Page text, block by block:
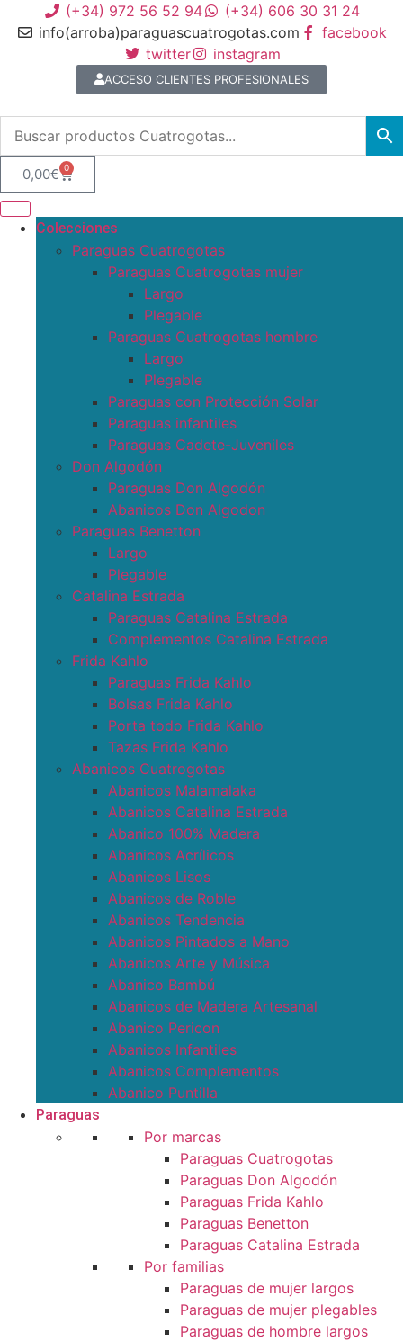
(+34) 972 56 52 94
(+34) 606 30 31 24
info(arroba)paraguascuatrogotas.com
facebook
twitter
instagram
ACCESO CLIENTES PROFESIONALES
0,00€ 0
Colecciones
Paraguas Cuatrogotas
Paraguas Cuatrogotas mujer
Largo
Plegable
Paraguas Cuatrogotas hombre
Largo
Plegable
Paraguas con Protección Solar
Paraguas infantiles
Paraguas Cadete-Juveniles
Don Algodón
Paraguas Don Algodón
Abanicos Don Algodon
Paraguas Benetton
Largo
Plegable
Catalina Estrada
Paraguas Catalina Estrada
Complementos Catalina Estrada
Frida Kahlo
Paraguas Frida Kahlo
Bolsas Frida Kahlo
Porta todo Frida Kahlo
Tazas Frida Kahlo
Abanicos Cuatrogotas
Abanicos Malamalaka
Abanicos Catalina Estrada
Abanico 100% Madera
Abanicos Acrílicos
Abanicos Lisos
Abanicos de Roble
Abanicos Tendencia
Abanicos Pintados a Mano
Abanicos Arte y Música
Abanico Bambú
Abanicos de Madera Artesanal
Abanico Pericon
Abanicos Infantiles
Abanicos Complementos
Abanico Puntilla
Paraguas
Por marcas
Paraguas Cuatrogotas
Paraguas Don Algodón
Paraguas Frida Kahlo
Paraguas Benetton
Paraguas Catalina Estrada
Por familias
Paraguas de mujer largos
Paraguas de mujer plegables
Paraguas de hombre largos